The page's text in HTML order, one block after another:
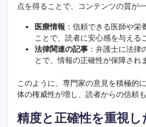
点を得ることで、コンテンツの質が
医療情報 ：信頼できる医師や栄
ことで、読者に安心感を与える
法律関連の記事 ：弁護士に法律
とで、情報の正確性が保障され
このように、専門家の意見を積極的
体の権威性が増し、読者からの信頼
精度と正確性を重視